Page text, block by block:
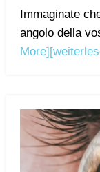
Immaginate
angolo della
More]